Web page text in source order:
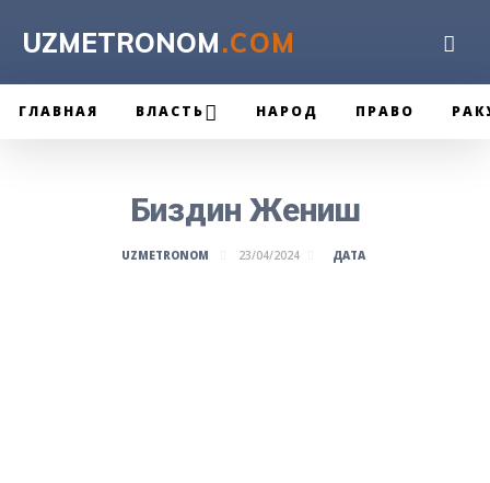
UZMETRONOM.COM
ГЛАВНАЯ ВЛАСТЬ НАРОД ПРАВО
Биздин Жениш
UZMETRONOM 23/04/2024 ДАТА